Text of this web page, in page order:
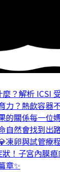
解析 ICSI 受
？熱飲容器不
關係每一位媽
然會找到出路
凍卵與試管療程
！子宮內膜瘜
✨